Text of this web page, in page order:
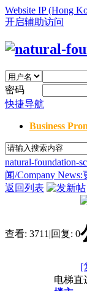
Website IP (Hong
开启辅助访问
密码
快捷导航
Business
natural-foundation-
闻/Company News:
返回列表
查看: 3711 |回复: 0
[
电梯直